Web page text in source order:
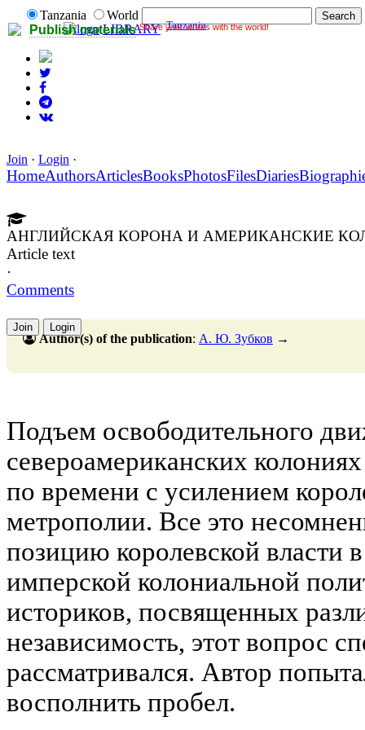
Publish materials Share your works with the world!
Tanzania
World
LIBRARY Tanzania
Join · Login ·
HomeAuthorsArticlesBooksPhotosFilesDiaries
АНГЛИЙСКАЯ КОРОНА И АМЕРИКАНСКИЕ
Article text
·
Comments
Join Login
Author(s) of the publication: А. Ю. Зубков →
Подъем освободительного
североамериканских
по времени с усилением
метрополии. Все это
позицию королевской власти
имперской колониальной
историков, посвященных
независимость, этот вопрос
рассматривался. Автор
восполнить пробел.